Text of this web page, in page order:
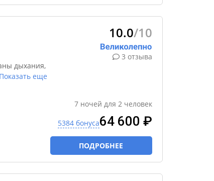
дыхания,
Показать еще
10.0/10
3 отзыва
7 ночей для 2 человек
5384 бонуса64 600 ₽
ПОДРОБНЕЕ